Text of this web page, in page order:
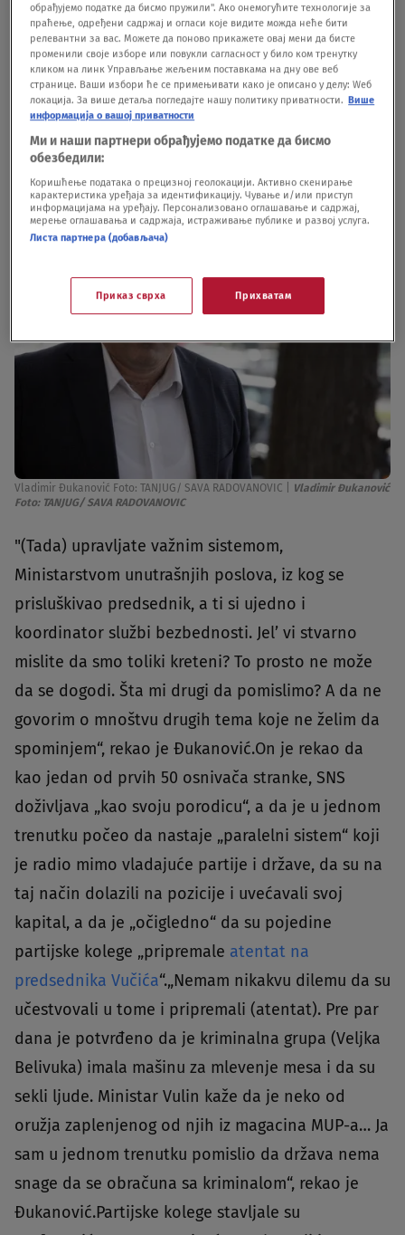
odbori SNS, ali i visoki funkcioneri te
stranke.Odbori naprednjaka redom su se
ograđivali od Stefanovića i tražili njegovu smenu,
a sve se ubrzalo zbog afere sa prisluškivanjem
Vučića. Vladimir Đukanović, visoki funkcioner SNS
javno je zatražio ostavku od tadašnjeg ministra
odbrane Stefanovića zbog prisluškivanja.
Vladimir Đukanović Foto: TANJUG/ SAVA RADOVANOVIC
Vladimir Đukanović
Foto: TANJUG/ SAVA RADOVANOVIC
"(Tada) upravljate važnim sistemom,
Ministarstvom unutrašnjih poslova, iz kog se
prisluškivao predsednik, a ti si ujedno i
koordinator službi bezbednosti. Jel’ vi stvarno
mislite da smo toliki kreteni? To prosto ne može
da se dogodi. Šta mi drugi da pomislimo? A da ne
govorim o mnoštvu drugih tema koje ne želim da
spominjem“, rekao je Đukanović.On je rekao da
kao jedan od prvih 50 osnivača stranke, SNS
doživljava „kao svoju porodicu“, a da je u jednom
trenutku počeo da nastaje „paralelni sistem“ koji
je radio mimo vladajuće partije i države, da su na
taj način dolazili na pozicije i uvećavali svoj
kapital, a da je „očigledno“ da su pojedine
partijske kolege „pripremale atentat na
predsednika Vučića“.„Nemam nikakvu dilemu da su
učestvovali u tome i pripremali (atentat). Pre par
dana je potvrđeno da je kriminalna grupa (Veljka
Belivuka) imala mašinu za mlevenje mesa i da su
sekli ljude. Ministar Vulin kaže da je neko od
oružja zaplenjenog od njih iz magacina MUP-a… Ja
sam u jednom trenutku pomislio da država nema
snage da se obračuna sa kriminalom“, rekao je
Đukanović.Partijske kolege stavljale su
обрађујемо податке да бисмо пружили". Ако онемогућите технологије за
праћење, одређени садржај и огласи које видите можда неће бити
релевантни за вас. Можете да поново прикажете овај мени да бисте
променили своје изборе или повукли сагласност у било ком тренутку
кликом на линк Управљање жељеним поставкама на дну ове веб
странице. Ваши избори ће се примењивати како је описано у делу: Wеб
локација. За више детаља погледајте нашу политику приватности. Више
информација о вашој приватности
Ми и наши партнери обрађујемо податке да бисмо
обезбедили:
Коришћење података о прецизној геолокацији. Активно скенирање
карактеристика уређаја за идентификацију. Чување и/или приступ
информацијама на уређају. Персонализовано оглашавање и садржај,
мерење оглашавања и садржаја, истраживање публике и развој услуга.
Листа партнера (добављача)
Приказ сврха Прихватам